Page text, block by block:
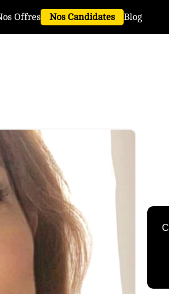
Offres Nos Candidates Blog